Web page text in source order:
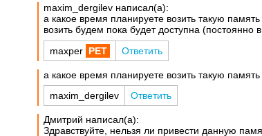
maxim_dergilev написал(а):
а какое время планируете возить такую
возить будем пока будет доступна
maxper Ответить
а какое время планируете возить такую
maxim_dergilev Ответить
Дмитрий написал(а):
Здравствуйте, нельзя ли привести данную